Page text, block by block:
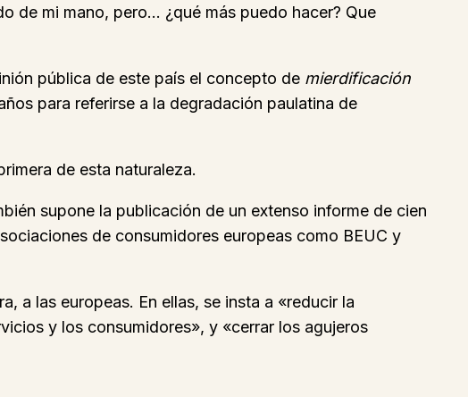
de mi mano, pero… ¿qué más puedo hacer? Que
pública de este país el concepto de mierdificación
para referirse a la degradación paulatina de
de esta naturaleza.
supone la publicación de un extenso informe de cien
de consumidores europeas como BEUC y
a las europeas. En ellas, se insta a «reducir la
y los consumidores», y «cerrar los agujeros